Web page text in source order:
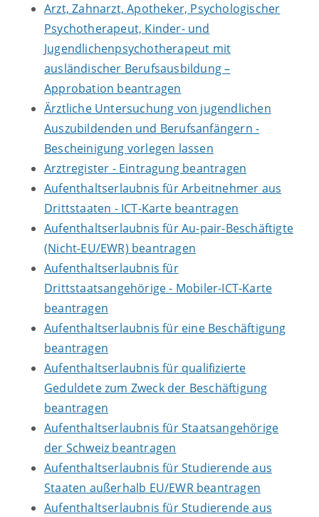
Arzt, Zahnarzt, Apotheker, Psychologischer
Psychotherapeut, Kinder- und
Jugendlichenpsychotherapeut mit
ausländischer Berufsausbildung –
Approbation beantragen
Ärztliche Untersuchung von jugendlichen
Auszubildenden und Berufsanfängern -
Bescheinigung vorlegen lassen
Arztregister - Eintragung beantragen
Aufenthaltserlaubnis für Arbeitnehmer aus
Drittstaaten - ICT-Karte beantragen
Aufenthaltserlaubnis für Au-pair-Beschäftigte
(Nicht-EU/EWR) beantragen
Aufenthaltserlaubnis für
Drittstaatsangehörige - Mobiler-ICT-Karte
beantragen
Aufenthaltserlaubnis für eine Beschäftigung
beantragen
Aufenthaltserlaubnis für qualifizierte
Geduldete zum Zweck der Beschäftigung
beantragen
Aufenthaltserlaubnis für Staatsangehörige
der Schweiz beantragen
Aufenthaltserlaubnis für Studierende aus
Staaten außerhalb EU/EWR beantragen
Aufenthaltserlaubnis für Studierende aus